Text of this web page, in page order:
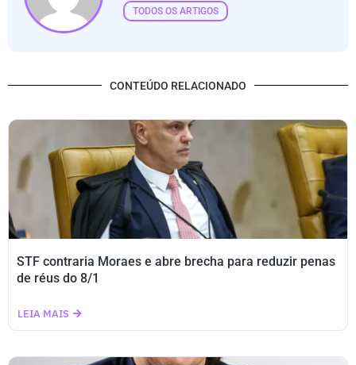
TODOS OS ARTIGOS
CONTEÚDO RELACIONADO
STF contraria Moraes e abre brecha para reduzir penas
de réus do 8/1
LEIA MAIS